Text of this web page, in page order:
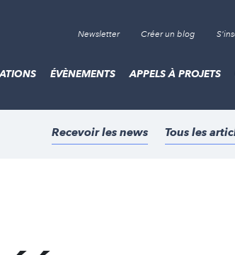
Newsletter Créer un blog
ÉVÈNEMENTS APPELS À PROJETS
Recevoir les news Tous les